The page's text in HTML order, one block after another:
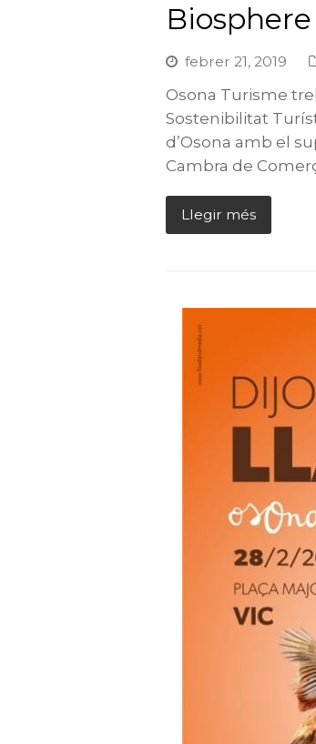
Biosphere
febrer 21, 2019
Osona Turisme
Sostenibilitat
d’Osona amb el
Cambra de
Llegir més